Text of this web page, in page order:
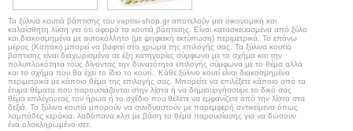
Τα ξύλινα κουτιά βάπτισης του vaptisi-shop.gr αποτελούν μια οικονομική και
καλαίσθητη λύση για ότι αφορά τα κουτιά βάπτισης. Είναι κατασκευασμένα από ξύλο
και διακοσμημένα με αυτοκόλλητο (με ψηφιακή εκτύπωση) περιμετρικά. Το επάνω
μέρος (Καπάκι) μπορεί να βαφτεί στο χρώμα της επιλογής σας. Τα ξύλινα κουτιά
βάπτισης είναι διαχωρισμένα σε έξη κατηγορίες σύμφωνα με το σχήμα και την
πολυπλοκότητα τους δίνοντας την δυνατότητα επιλογής σύμφωνα με το θέμα αλλά
και το σχήμα που θα έχει το ίδιο το κουτί.. Κάθε ξύλινο κουτί είναι διακοσμημένο
περιμετρικά με κάποιο θέμα της επιλογής σας. Μπορείτε να επιλέξετε κάποιο από τα
έτυμα θέματα που παρουσιάζονται στην λίστα ή να δημιουργήσουμε το δικό σας
θέμα επιλέγοντας τον ήρωα ή το σχέδιο που θέλετε να εμφανίζετε από την λίστα στα
δεξιά. Τα ξύλινα κουτιά μπορούν να συνδυαστούν με παρεμφερή αντικείμενα όπως
λαμπάδες κεράκια, λαδόπανα κλπ με βάση το θέμα παρουσίασης για να δώσουν
ένα ολοκληρωμένο σετ.